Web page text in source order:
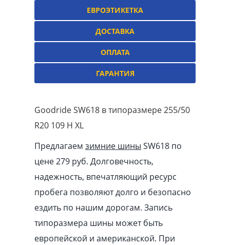
ЕВРОЭТИКЕТКА
ДОСТАВКА
ОПЛАТА
ГАРАНТИЯ
Goodride SW618 в типоразмере 255/50
R20 109 H XL
Предлагаем зимние шины SW618 по
цене 279 руб. Долговечность,
надежность, впечатляющий ресурс
пробега позволяют долго и безопасно
ездить по нашим дорогам. Запись
типоразмера шины может быть
европейской и американской. При